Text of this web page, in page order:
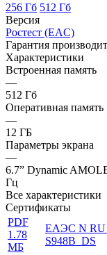
256 Гб 512 Гб
Версия
Ростест (EAC)
Гарантия
Характеристики
Встроенная память
—
512 Гб
Оперативная память
—
12 ГБ
Параметры экрана
—
6.7” Dynamic
Гц
Все характеристики
Сертификаты
PDF
1.78
МБ
ЕАЭС N RU
S948B_DS